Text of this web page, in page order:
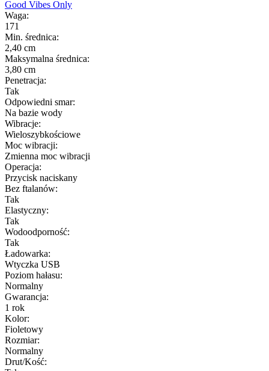
Good Vibes Only
Waga:
171
Min. średnica:
2,40 cm
Maksymalna średnica:
3,80 cm
Penetracja:
Tak
Odpowiedni smar:
Na bazie wody
Wibracje:
Wieloszybkościowe
Moc wibracji:
Zmienna moc wibracji
Operacja:
Przycisk naciskany
Bez ftalanów:
Tak
Elastyczny:
Tak
Wodoodporność:
Tak
Ładowarka:
Wtyczka USB
Poziom hałasu:
Normalny
Gwarancja:
1 rok
Kolor:
Fioletowy
Rozmiar:
Normalny
Drut/Kość: